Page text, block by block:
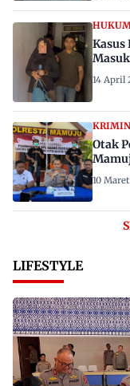
Kasus
14 April
Otak
10
LIFESTYLE